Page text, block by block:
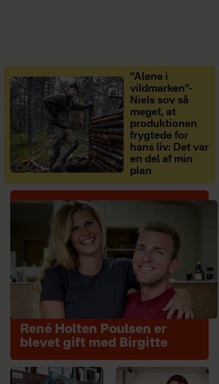
”Alene i
vildmarken”-
Niels sov så
meget, at
produktionen
frygtede for
hans liv: Det var
en del af min
plan
René Holten Poulsen er
blevet gift med Birgitte